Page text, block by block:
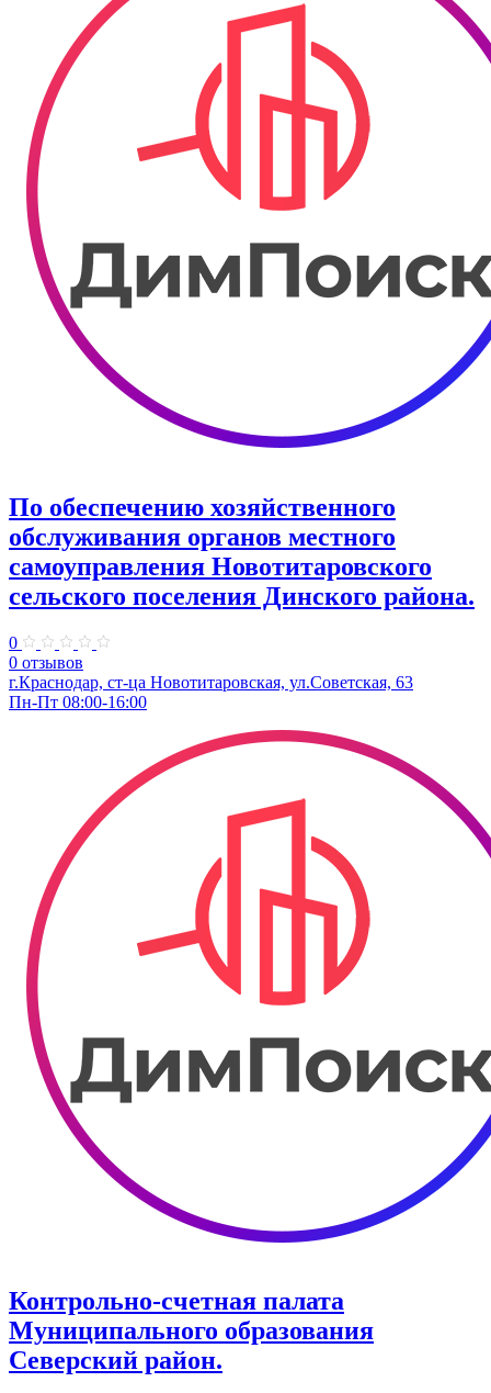
По обеспечению хозяйственного
обслуживания органов местного
самоуправления Новотитаровского
сельского поселения Динского района.
0
0 отзывов
г.Краснодар, ст-ца Новотитаровская, ул.Советская, 63
Пн-Пт 08:00-16:00
Контрольно-счетная палата
Муниципального образования
Северский район.